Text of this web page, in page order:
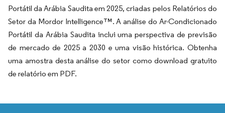
Portátil da Arábia Saudita em 2025, criadas pelos Relatórios do
Setor da Mordor Intelligence™. A análise do Ar-Condicionado
Portátil da Arábia Saudita inclui uma perspectiva de previsão
de mercado de 2025 a 2030 e uma visão histórica. Obtenha
uma amostra desta análise do setor como download gratuito
de relatório em PDF.